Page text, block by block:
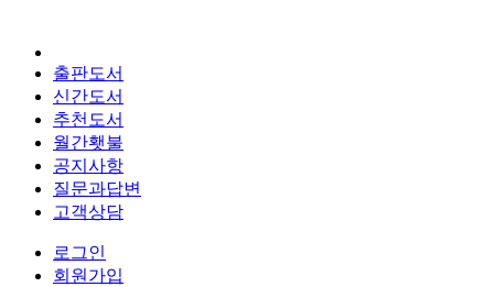
출판도서
신간도서
추천도서
월간횃불
공지사항
질문과답변
고객상담
로그인
회원가입